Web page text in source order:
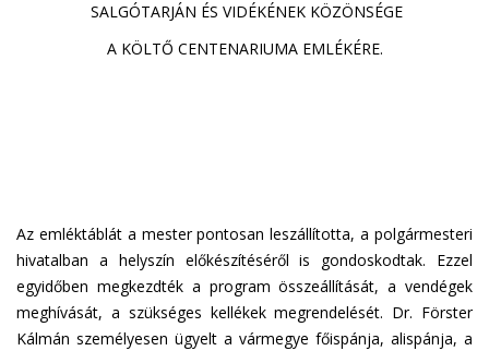
SALGÓTARJÁN ÉS VIDÉKÉNEK KÖZÖNSÉGE
A KÖLTŐ CENTENARIUMA EMLÉKÉRE.
Az emléktáblát a mester pontosan leszállította, a polgármesteri
hivatalban a helyszín előkészítéséről is gondoskodtak. Ezzel
egyidőben megkezdték a program összeállítását, a vendégek
meghívását, a szükséges kellékek megrendelését. Dr. Förster
Kálmán személyesen ügyelt a vármegye főispánja, alispánja, a